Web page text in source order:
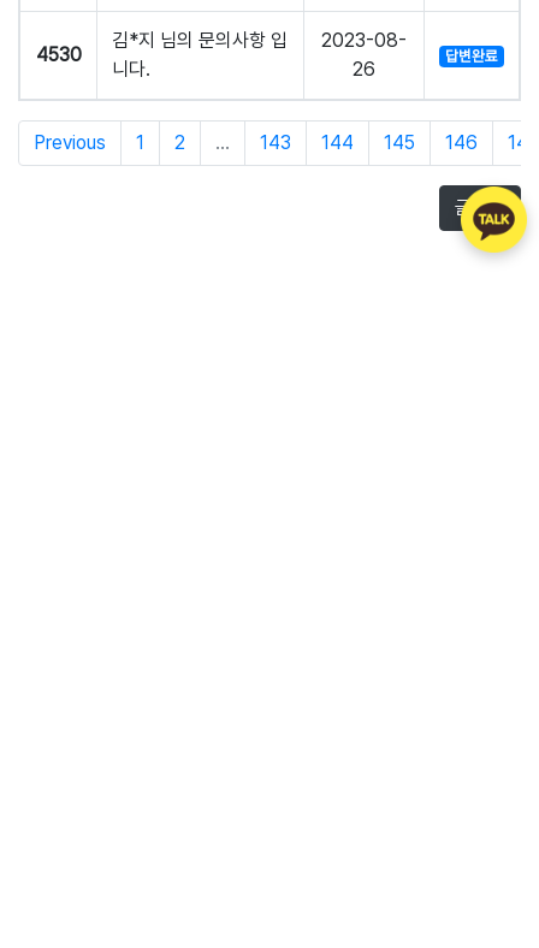
4530
김*지 님의 문의사항 입
니다.
2023-08-
26
답변완료
Previous 1 2 ... 143 144 145 146 147
글쓰기